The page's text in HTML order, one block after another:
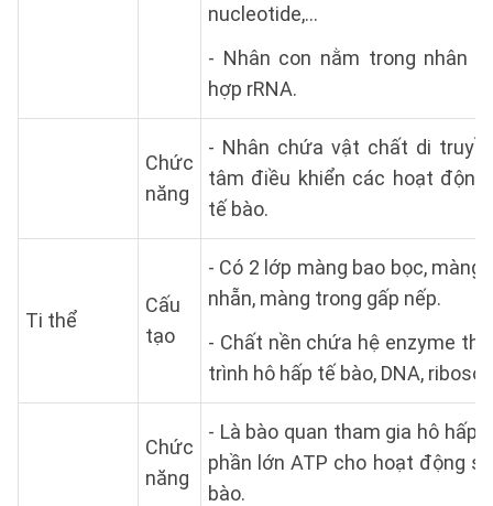
nucleotide,...
- Nhân con nằm trong nhân
hợp rRNA.
Chức
năng
- Nhân chứa vật chất di
tâm điều khiển các hoạt động
tế bào.
Ti thể
Cấu
tạo
- Có 2 lớp màng bao bọc, màng
nhẵn, màng trong gấp nếp.
- Chất nền chứa hệ enzyme
trình hô hấp tế bào, DNA,
Chức
năng
- Là bào quan tham gia hô hấp
phần lớn ATP cho hoạt động
bào.